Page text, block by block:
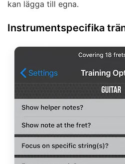
kan lägga till egna.
Instrumentspecifika